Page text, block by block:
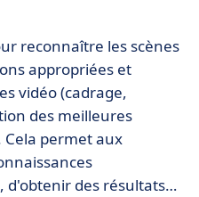
reconnaître les scènes
appropriées et
vidéo (cadrage,
des meilleures
permet aux
d'obtenir des résultats